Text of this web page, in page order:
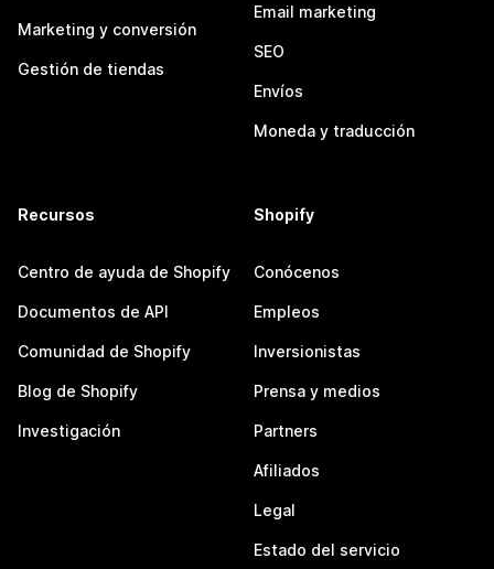
Marketing y conversión
Gestión de tiendas
Email marketing
SEO
Envíos
Moneda y traducción
Recursos
Centro de ayuda de Shopify
Documentos de API
Comunidad de Shopify
Blog de Shopify
Investigación
Shopify
Conócenos
Empleos
Inversionistas
Prensa y medios
Partners
Afiliados
Legal
Estado del servicio